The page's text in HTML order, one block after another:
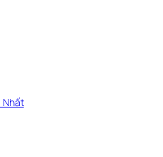
Nhất